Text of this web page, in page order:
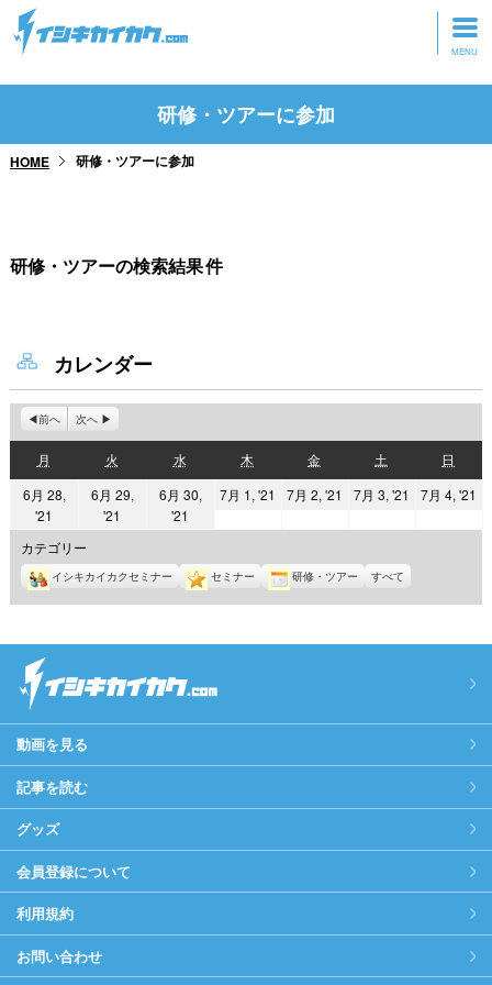
トップページ
研修・ツアーに参加
研修・ツアーに参加
HOME 研修・ツアーに参加
研修・ツアーの検索結果件
カレンダー
前へ 次へ
月
曜
日
火
曜
日
水水
曜
日
木
曜
日
金金
曜
日
土
曜
日
日
曜
日
6月 28,
'21
年
6
月
28
6月 29,
'21
6
月
29
6月 30,
'21
6
月
30
7月 1, '21
2021
月
1
日
7月 2, '21
2021
月
日
7月 3, '21
2021
月
日
7月 4, '21
日
カテゴリー
イシキカイカクセミナー セミナー 研修・ツアー すべて
動画を見る
記事を読む
グッズ
会員登録について
利用規約
お問い合わせ